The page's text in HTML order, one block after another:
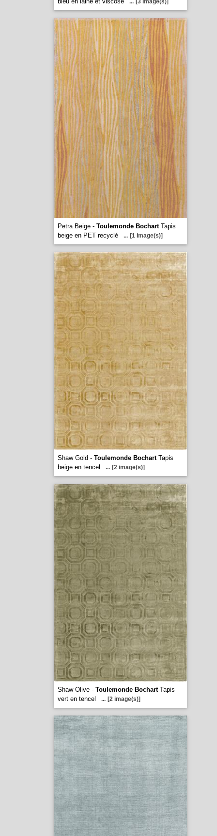
... [3 image(s)]
Petra Beige - Toulemonde BochartTapis
beige en PET recyclé
... [1 image(s)]
Shaw Gold - Toulemonde BochartTapis
beige en tencel
... [2 image(s)]
Shaw Olive - Toulemonde BochartTapis
vert en tencel
... [2 image(s)]